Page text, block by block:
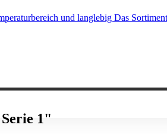
und langlebig Das
1"